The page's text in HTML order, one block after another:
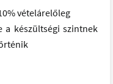
vételárelőleg
a készültségi szintnek